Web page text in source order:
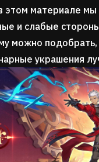
этом материале мы
и слабые
можно
украшения